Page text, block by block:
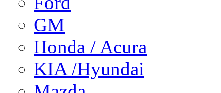
GM
Honda / Acura
KIA /Hyundai